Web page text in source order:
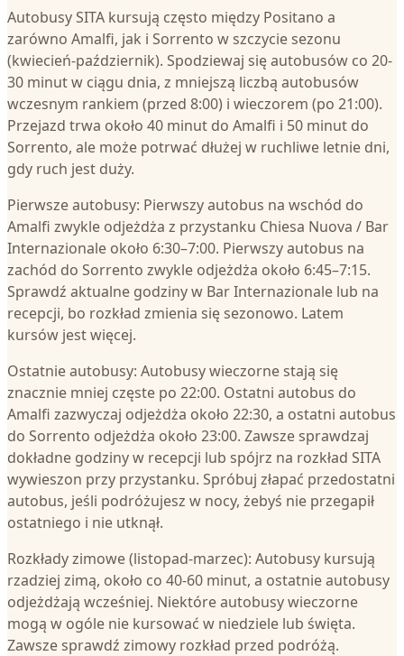
Autobusy SITA kursują często między Positano a
zarówno Amalfi, jak i Sorrento w szczycie sezonu
(kwiecień-październik). Spodziewaj się autobusów co 20-
30 minut w ciągu dnia, z mniejszą liczbą autobusów
wczesnym rankiem (przed 8:00) i wieczorem (po 21:00).
Przejazd trwa około 40 minut do Amalfi i 50 minut do
Sorrento, ale może potrwać dłużej w ruchliwe letnie dni,
gdy ruch jest duży.
Pierwsze autobusy: Pierwszy autobus na wschód do
Amalfi zwykle odjeżdża z przystanku Chiesa Nuova / Bar
Internazionale około 6:30–7:00. Pierwszy autobus na
zachód do Sorrento zwykle odjeżdża około 6:45–7:15.
Sprawdź aktualne godziny w Bar Internazionale lub na
recepcji, bo rozkład zmienia się sezonowo. Latem
kursów jest więcej.
Ostatnie autobusy: Autobusy wieczorne stają się
znacznie mniej częste po 22:00. Ostatni autobus do
Amalfi zazwyczaj odjeżdża około 22:30, a ostatni autobus
do Sorrento odjeżdża około 23:00. Zawsze sprawdzaj
dokładne godziny w recepcji lub spójrz na rozkład SITA
wywieszon przy przystanku. Spróbuj złapać przedostatni
autobus, jeśli podróżujesz w nocy, żebyś nie przegapił
ostatniego i nie utknął.
Rozkłady zimowe (listopad-marzec): Autobusy kursują
rzadziej zimą, około co 40-60 minut, a ostatnie autobusy
odjeżdżają wcześniej. Niektóre autobusy wieczorne
mogą w ogóle nie kursować w niedziele lub święta.
Zawsze sprawdź zimowy rozkład przed podróżą.